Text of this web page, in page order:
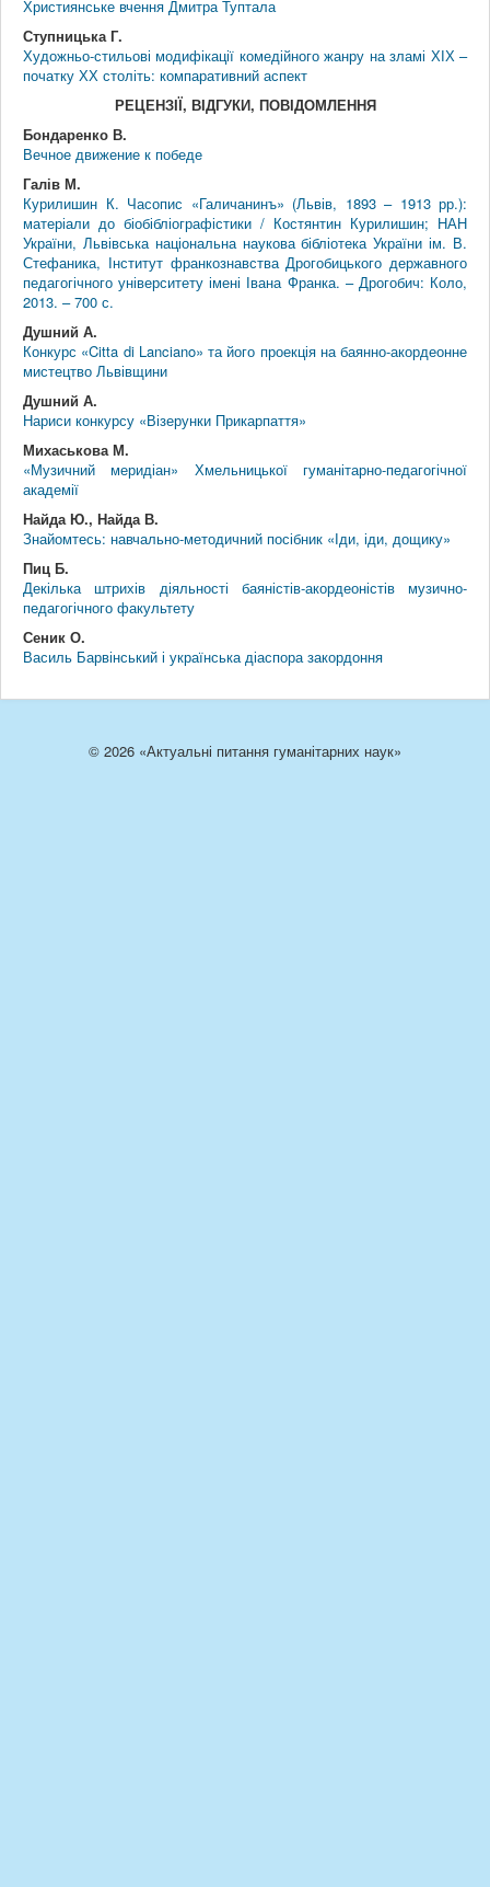
Християнське вчення Дмитра Туптала
Ступницька Г.
Художньо-стильові модифікації комедійного жанру на зламі ХІХ –
початку ХХ століть: компаративний аспект
РЕЦЕНЗІЇ, ВІДГУКИ, ПОВІДОМЛЕННЯ
Бондаренко В.
Вечное движение к победе
Галів М.
Курилишин К. Часопис «Галичанинъ» (Львів, 1893 – 1913 рр.):
матеріали до біобібліографістики / Костянтин Курилишин; НАН
України, Львівська національна наукова бібліотека України ім. В.
Стефаника, Інститут франкознавства Дрогобицького державного
педагогічного університету імені Івана Франка. – Дрогобич: Коло,
2013. – 700 с.
Душний А.
Конкурс «Citta di Lanciano» та його проекція на баянно-акордеонне
мистецтво Львівщини
Душний А.
Нариси конкурсу «Візерунки Прикарпаття»
Михаськова М.
«Музичний меридіан» Хмельницької гуманітарно-педагогічної
академії
Найда Ю., Найда В.
Знайомтесь: навчально-методичний посібник «Іди, іди, дощику»
Пиц Б.
Декілька штрихів діяльності баяністів-акордеоністів музично-
педагогічного факультету
Сеник О.
Василь Барвінський і українська діаспора закордоння
© 2026 «Актуальні питання гуманітарних наук»